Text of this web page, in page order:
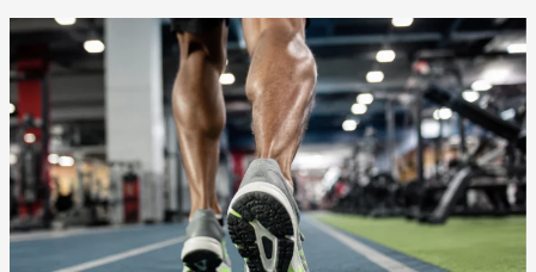
TU
PRIMER
5K
O
EN
CALI
SIN
TERMINAR
ARRASTRANDO
LOS
PIES